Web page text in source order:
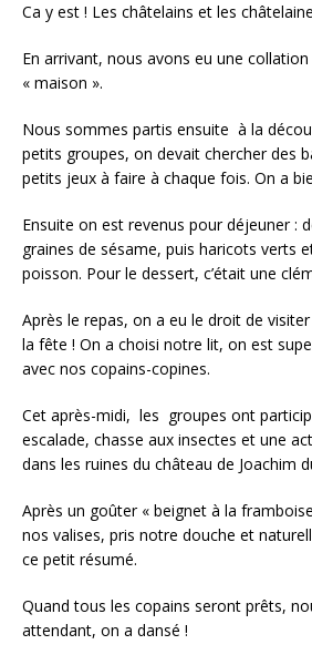
c
b
o
k
a
l
Ca y est ! Les châtelains et les
En arrivant, nous avons eu une
« maison ».
Nous sommes partis ensuite à la
petits groupes, on devait chercher des
petits jeux à faire à chaque fois. On a
Ensuite on est revenus pour déjeuner :
graines de sésame, puis haricots verts
poisson. Pour le dessert, c’était une
Après le repas, on a eu le droit de
la fête ! On a choisi notre lit, on est
avec nos copains-copines.
Cet après-midi, les groupes ont
escalade, chasse aux insectes et une
dans les ruines du château de Joachim
Après un goûter « beignet à la
nos valises, pris notre douche et
ce petit résumé.
Quand tous les copains seront prêts,
attendant, on a dansé !